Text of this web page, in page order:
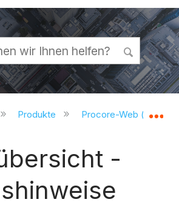
Hierarchie auf- und
Produkte Procore-Web
-